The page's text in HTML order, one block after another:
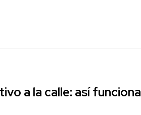
a la calle: así funciona